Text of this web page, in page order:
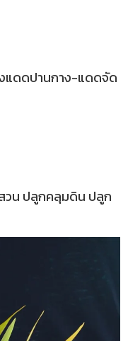
แดดปานกาง-แดดจัด
น ปลูกคลุมดิน ปลูก